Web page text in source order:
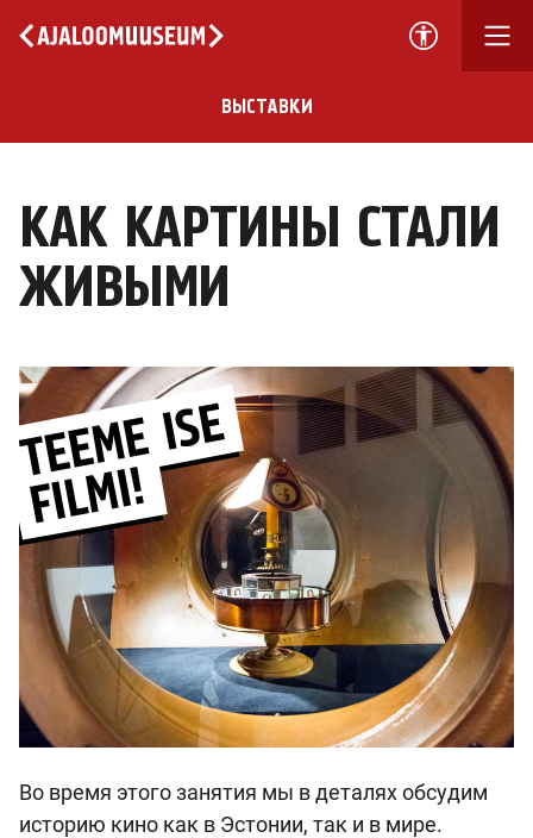
ВЫСТАВКИ
КАК КАРТИНЫ СТАЛИ
ЖИВЫМИ
Во время этого занятия мы в деталях обсудим
историю кино как в Эстонии, так и в мире.